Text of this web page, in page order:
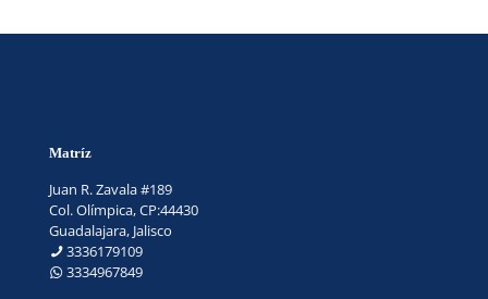
Matríz
Juan R. Zavala #189
Col. Olímpica, CP:44430
Guadalajara, Jalisco
3336179109
3334967849